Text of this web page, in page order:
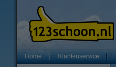
Home Klantenservice